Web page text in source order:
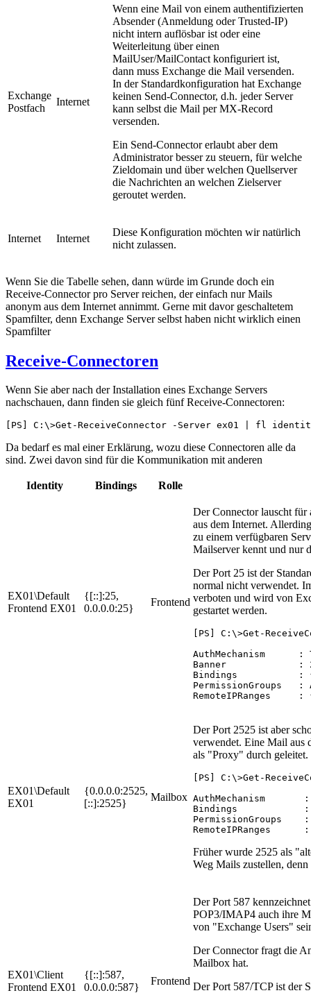
Exchange
Postfach
Internet
Wenn eine Mail von einem authentifizierten
Absender (Anmeldung oder Trusted-IP)
nicht intern auflösbar ist oder eine
Weiterleitung über einen
MailUser/MailContact konfiguriert ist,
dann muss Exchange die Mail versenden.
In der Standardkonfiguration hat Exchange
keinen Send-Connector, d.h. jeder Server
kann selbst die Mail per MX-Record
versenden.
Ein Send-Connector erlaubt aber dem
Administrator besser zu steuern, für welche
Zieldomain und über welchen Quellserver
die Nachrichten an welchen Zielserver
geroutet werden.
Internet Internet
Diese Konfiguration möchten wir natürlich
nicht zulassen.
Wenn Sie die Tabelle sehen, dann würde im Grunde doch ein
Receive-Connector pro Server reichen, der einfach nur Mails
anonym aus dem Internet annimmt. Gerne mit davor geschaltetem
Spamfilter, denn Exchange Server selbst haben nicht wirklich einen
Spamfilter
Receive-Connectoren
Wenn Sie aber nach der Installation eines Exchange Servers
nachschauen, dann finden sie gleich fünf Receive-Connectoren:
[PS] C:\>Get-ReceiveConnector -Server ex01 | fl
Da bedarf es mal einer Erklärung, wozu diese Connectoren alle da
sind. Zwei davon sind für die Kommunikation mit anderen
Identity Bindings Rolle
EX01\Default
Frontend EX01
{[::]:25,
0.0.0.0:25}
Frontend
Der Connector lauscht für
aus dem Internet.
zu einem verfügbaren
Mailserver kennt und nur
Der Port 25 ist der
normal nicht verwendet.
verboten und wird von
gestartet werden.
[PS] C:\>Get-
AuthMechanism      :
Banner             :
Bindings           :
PermissionGroups   :
EX01\Default
EX01
{0.0.0.0:2525,
[::]:2525}
Mailbox
Der Port 2525 ist aber
verwendet. Eine Mail aus
als "Proxy" durch geleitet.
[PS] C:\>Get-
AuthMechanism       :
Bindings            :
PermissionGroups    :
Früher wurde 2525 als
Weg Mails zustellen,
EX01\Client
Frontend EX01
{[::]:587,
0.0.0.0:587}
Frontend
Der Port 587
POP3/IMAP4 auch ihre
von "Exchange Users"
Der Connector fragt die
Mailbox hat.
Der Port 587/TCP ist der